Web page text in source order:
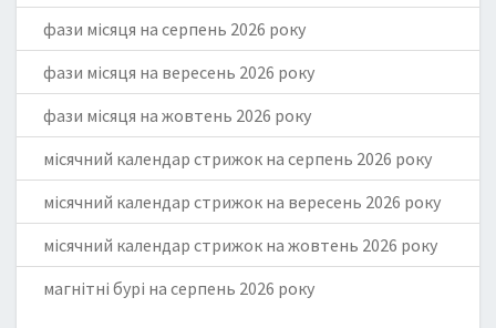
фази місяця на серпень 2026 року
фази місяця на вересень 2026 року
фази місяця на жовтень 2026 року
місячний календар стрижок на серпень 2026 року
місячний календар стрижок на вересень 2026 року
місячний календар стрижок на жовтень 2026 року
магнітні бурі на серпень 2026 року